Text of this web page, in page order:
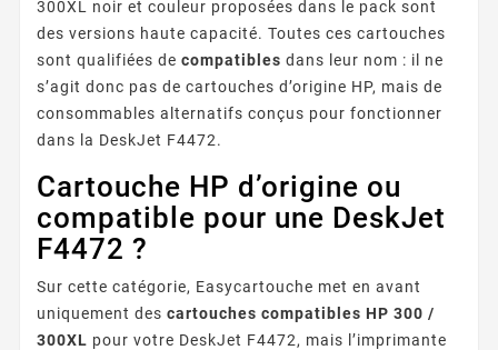
300XL noir et couleur proposées dans le pack sont
des versions haute capacité. Toutes ces cartouches
sont qualifiées de compatibles dans leur nom : il ne
s’agit donc pas de cartouches d’origine HP, mais de
consommables alternatifs conçus pour fonctionner
dans la DeskJet F4472.
Cartouche HP d’origine ou
compatible pour une DeskJet
F4472 ?
Sur cette catégorie, Easycartouche met en avant
uniquement des cartouches compatibles HP 300 /
300XL pour votre DeskJet F4472, mais l’imprimante